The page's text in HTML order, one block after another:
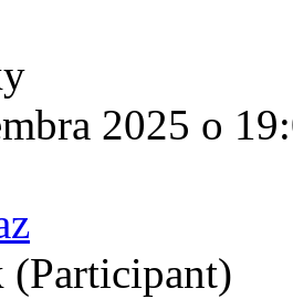
2025 o
(Participant)